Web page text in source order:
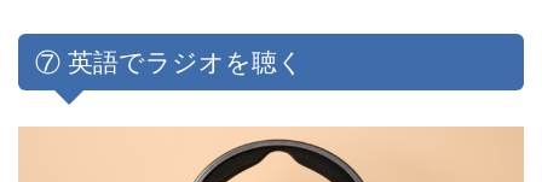
⑦ 英語でラジオを聴く